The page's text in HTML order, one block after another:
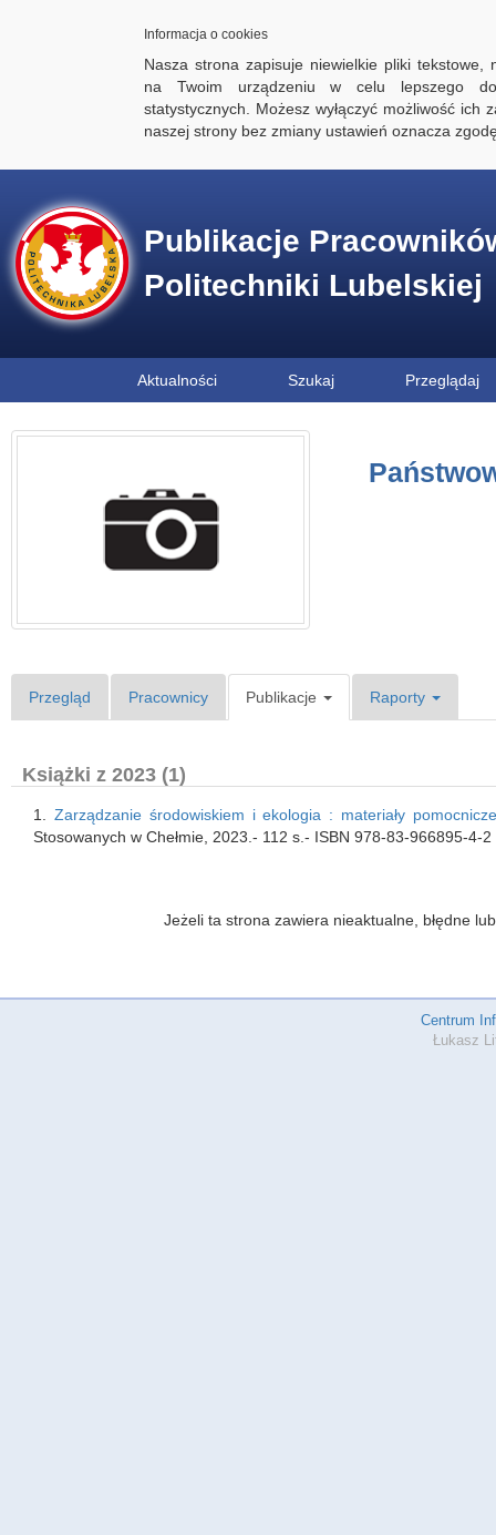
Informacja o cookies
Nasza strona zapisuje niewielkie pliki tekstowe,
na Twoim urządzeniu w celu lepszego
statystycznych. Możesz wyłączyć możliwość ich
naszej strony bez zmiany ustawień oznacza
Publikacje
Politechniki Lubelskiej
Aktualności Szukaj Przeglądaj
Przegląd Pracownicy Publikacje Raporty
Książki z 2023 (1)
1. Zarządzanie środowiskiem i ekologia : materiały
Stosowanych w Chełmie, 2023.- 112 s.- ISBN 978-83-966895-4-2
Jeżeli ta strona zawiera nieaktualne, błędne
Centrum
Łukasz